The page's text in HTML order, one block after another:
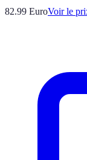
82.99 EuroVoir le